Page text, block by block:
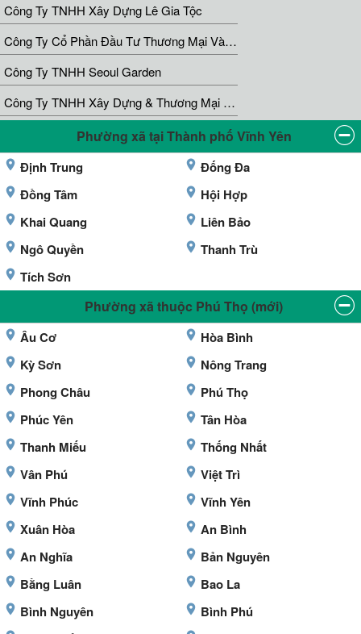
Công Ty TNHH Xây Dựng Lê Gia Tộc
Công Ty Cổ Phần Đầu Tư Thương Mại Và Phát Triển Thành Tín
Công Ty TNHH Seoul Garden
Công Ty TNHH Xây Dựng & Thương Mại Quốc Cường
Phường xã tại Thành phố Vĩnh Yên
Định Trung
Đống Đa
Đồng Tâm
Hội Hợp
Khai Quang
Liên Bảo
Ngô Quyền
Thanh Trù
Tích Sơn
Phường xã thuộc Phú Thọ (mới)
Âu Cơ
Hòa Bình
Kỳ Sơn
Nông Trang
Phong Châu
Phú Thọ
Phúc Yên
Tân Hòa
Thanh Miếu
Thống Nhất
Vân Phú
Việt Trì
Vĩnh Phúc
Vĩnh Yên
Xuân Hòa
An Bình
An Nghĩa
Bản Nguyên
Bằng Luân
Bao La
Bình Nguyên
Bình Phú